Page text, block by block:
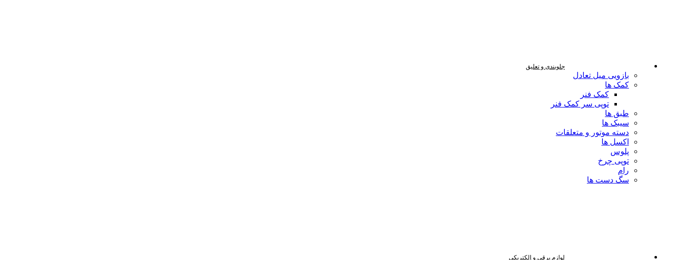
جلوبندی و تعلیق
بازویی میل تعادل
کمک ها
کمک فنر
توپی سر کمک فنر
طبق ها
سیبک ها
دسته موتور و متعلقات
اکسل ها
پلوس
توپی چرخ
رام
سگ دست ها
لوازم برقی و الکتریکی